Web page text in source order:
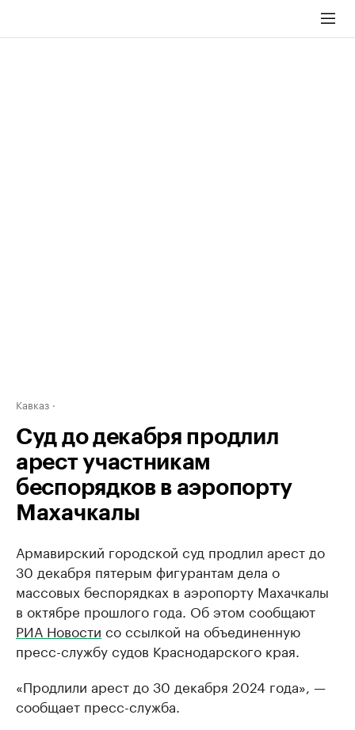
Кавказ
Суд до декабря продлил
арест участникам
беспорядков в аэропорту
Махачкалы
Армавирский городской суд продлил арест до
30 декабря пятерым фигурантам дела о
массовых беспорядках в аэропорту Махачкалы
в октябре прошлого года. Об этом сообщают
РИА Новости со ссылкой на объединенную
пресс-службу судов Краснодарского края.
«Продлили арест до 30 декабря 2024 года», —
сообщает пресс-служба.